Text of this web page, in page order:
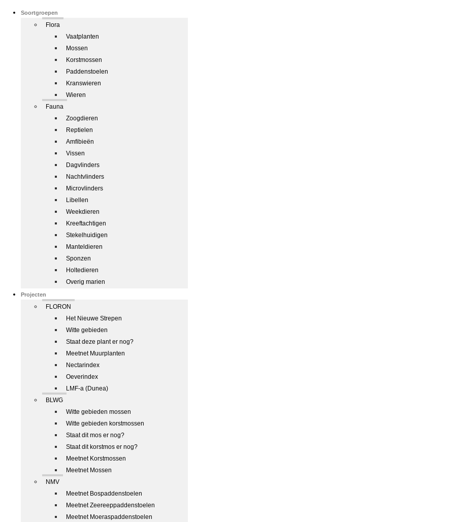
Soortgroepen
Flora
Vaatplanten
Mossen
Korstmossen
Paddenstoelen
Kranswieren
Wieren
Fauna
Zoogdieren
Reptielen
Amfibieën
Vissen
Dagvlinders
Nachtvlinders
Microvlinders
Libellen
Weekdieren
Kreeftachtigen
Stekelhuidigen
Manteldieren
Sponzen
Holtedieren
Overig marien
Projecten
FLORON
Het Nieuwe Strepen
Witte gebieden
Staat deze plant er nog?
Meetnet Muurplanten
Nectarindex
Oeverindex
LMF-a (Dunea)
BLWG
Witte gebieden mossen
Witte gebieden korstmossen
Staat dit mos er nog?
Staat dit korstmos er nog?
Meetnet Korstmossen
Meetnet Mossen
NMV
Meetnet Bospaddenstoelen
Meetnet Zeereeppaddenstoelen
Meetnet Moeraspaddenstoelen